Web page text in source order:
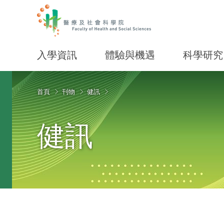
入學資訊 體驗與機遇 科學研究
Start main content
首頁 刊物 健訊
健訊